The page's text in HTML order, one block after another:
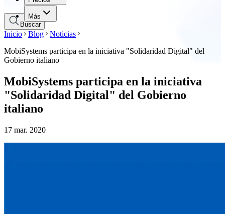
Más
Buscar
Inicio Blog
Noticias
MobiSystems participa en la iniciativa "Solidaridad Digital" del
Gobierno italiano
MobiSystems participa en la iniciativa
"Solidaridad Digital" del Gobierno
italiano
17 mar. 2020